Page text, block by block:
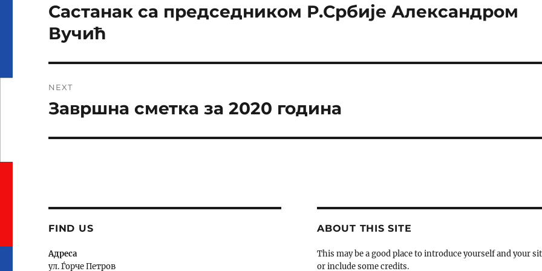
I
V
E
на
напис
Previous
post:
Састанак са председником Р.Србије Александром
Вучић
NEXT
Next
Завршна сметка за 2020 година
FIND US
Адреса
ул. Ѓорче Петров
ABOUT THIS SITE
This may be a good place to introduce yourself and your
or include some credits.